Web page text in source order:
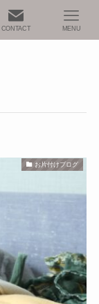
CONTACT MENU
お片付けブログ